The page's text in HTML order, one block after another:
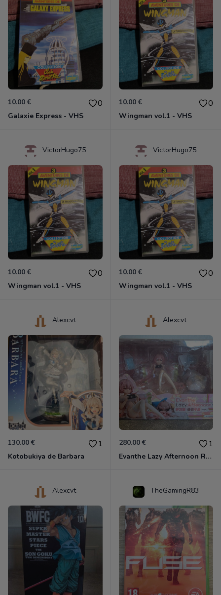
10.00 € 0
Galaxie Express - VHS
10.00 € 0
Wingman vol.1 - VHS
VictorHugo75
10.00 € 0
Wingman vol.1 - VHS
VictorHugo75
10.00 € 0
Wingman vol.1 - VHS
Alexcvt
130.00 € 1
Kotobukiya de Barbara
Alexcvt
280.00 € 1
Evanthe Lazy Afternoon Red Pride of Eden
Alexcvt TheGamingR83